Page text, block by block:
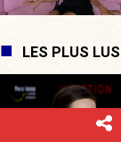
LES PLUS